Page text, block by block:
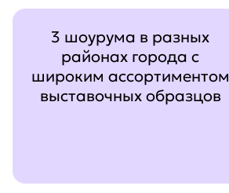
3 шоурума в разных
районах города с
широким ассортиментом
выставочных образцов